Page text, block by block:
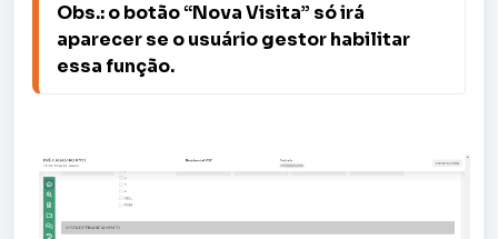
Obs.: o botão “Nova Visita” só irá
aparecer se o usuário gestor habilitar
essa função.